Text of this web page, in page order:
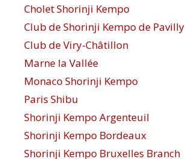
Cholet Shorinji Kempo
Club de Shorinji Kempo de Pavilly
Club de Viry-Châtillon
Marne la Vallée
Monaco Shorinji Kempo
Paris Shibu
Shorinji Kempo Argenteuil
Shorinji Kempo Bordeaux
Shorinji Kempo Bruxelles Branch